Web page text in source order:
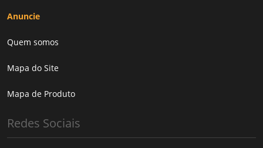
Anuncie
Quem somos
Mapa do Site
Mapa de Produto
Redes Sociais